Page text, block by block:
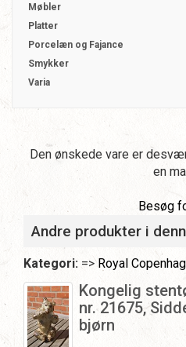
Møbler
Platter
Porcelæn og Fajance
Smykker
Varia
Den ønskede vare er
en
Besøg
Andre produkter i
Kategori: =>Royal
Kongelig
nr. 21675,
bjørn